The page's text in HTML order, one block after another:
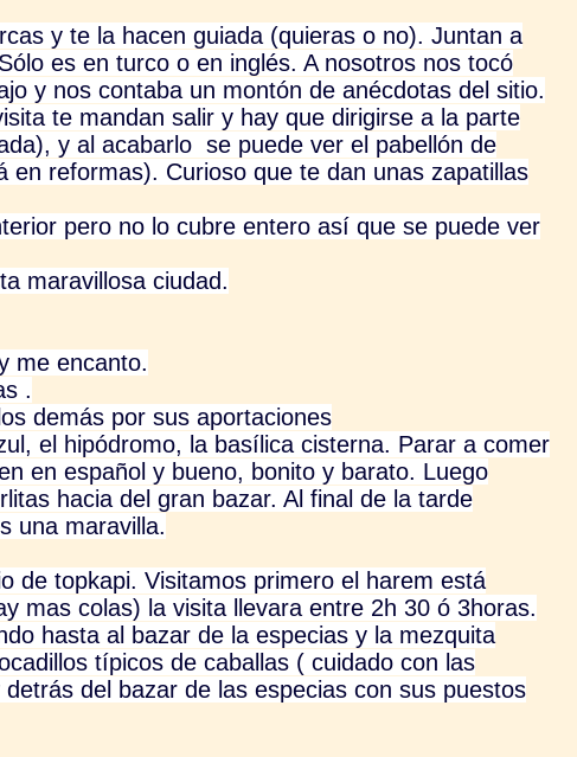
y te la hacen guiada (quieras o no). Juntan a
es en turco o en inglés. A nosotros nos tocó
y nos contaba un montón de anécdotas del sitio.
te mandan salir y hay que dirigirse a la parte
y al acabarlo se puede ver el pabellón de
reformas). Curioso que te dan unas zapatillas
pero no lo cubre entero así que se puede ver
maravillosa ciudad.
me encanto.
.
demás por sus aportaciones
el hipódromo, la basílica cisterna. Parar a comer
en español y bueno, bonito y barato. Luego
hacia del gran bazar. Al final de la tarde
una maravilla.
de topkapi. Visitamos primero el harem está
mas colas) la visita llevara entre 2h 30 ó 3horas.
hasta al bazar de la especias y la mezquita
típicos de caballas ( cuidado con las
del bazar de las especias con sus puestos